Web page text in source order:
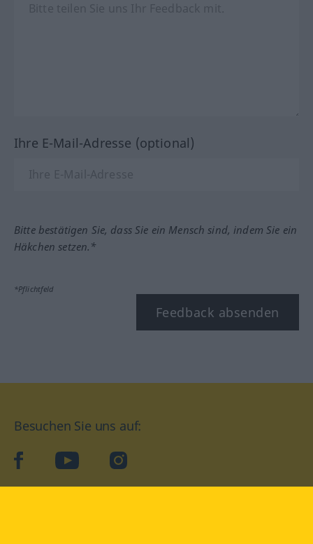
Ihre E-Mail-Adresse (optional)
Bitte bestätigen Sie, dass Sie ein Mensch sind, indem Sie ein
Häkchen setzen.*
*Pflichtfeld
Feedback absenden
Besuchen Sie uns auf:
facebookYouTube Instagram